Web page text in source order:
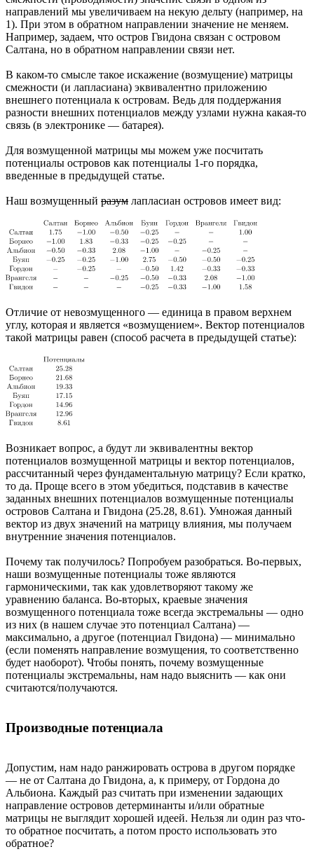
направлений мы увеличиваем на некую дельту (например, на
1). При этом в обратном направлении значение не меняем.
Например, задаем, что остров Гвидона связан с островом
Салтана, но в обратном направлении связи нет.
В каком-то смысле такое искажение (возмущение) матрицы
смежности (и лапласиана) эквивалентно приложению
внешнего потенциала к островам. Ведь для поддержания
разности внешних потенциалов между узлами нужна какая-то
связь (в электронике — батарея).
Для возмущенной матрицы мы можем уже посчитать
потенциалы островов как потенциалы 1-го порядка,
введенные в предыдущей статье.
Наш возмущенный разум лапласиан островов имеет вид:
Отличие от невозмущенного — единица в правом верхнем
углу, которая и является «возмущением». Вектор потенциалов
такой матрицы равен (способ расчета в предыдущей статье):
Возникает вопрос, а будут ли эквивалентны вектор
потенциалов возмущенной матрицы и вектор потенциалов,
рассчитанный через фундаментальную матрицу? Если кратко,
то да. Проще всего в этом убедиться, подставив в качестве
заданных внешних потенциалов возмущенные потенциалы
островов Салтана и Гвидона (25.28, 8.61). Умножая данный
вектор из двух значений на матрицу влияния, мы получаем
внутренние значения потенциалов.
Почему так получилось? Попробуем разобраться. Во-первых,
наши возмущенные потенциалы тоже являются
гармоническими, так как удовлетворяют такому же
уравнению баланса. Во-вторых, краевые значения
возмущенного потенциала тоже всегда экстремальны — одно
из них (в нашем случае это потенциал Салтана) —
максимально, а другое (потенциал Гвидона) — минимально
(если поменять направление возмущения, то соответственно
будет наоборот). Чтобы понять, почему возмущенные
потенциалы экстремальны, нам надо выяснить — как они
считаются/получаются.
Производные потенциала
Допустим, нам надо ранжировать острова в другом порядке
— не от Салтана до Гвидона, а, к примеру, от Гордона до
Альбиона. Каждый раз считать при изменении задающих
направление островов детерминанты и/или обратные
матрицы не выглядит хорошей идеей. Нельзя ли один раз что-
то обратное посчитать, а потом просто использовать это
обратное?